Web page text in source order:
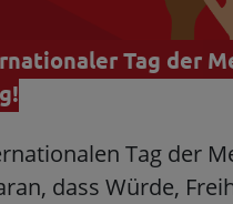
Tag der
Tag der
dass Würde,